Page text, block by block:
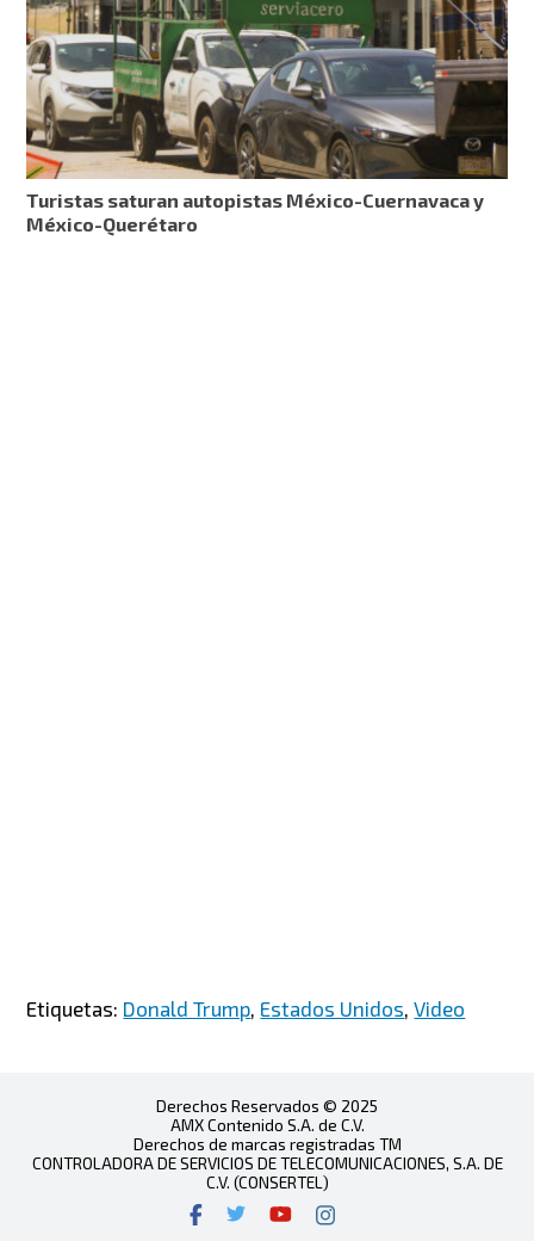
Turistas saturan autopistas México-Cuernavaca y
México-Querétaro
Etiquetas: Donald Trump, Estados Unidos,Video
Derechos Reservados © 2025
AMX Contenido S.A. de C.V.
Derechos de marcas registradas TM
CONTROLADORA DE SERVICIOS DE TELECOMUNICACIONES, S.A. DE
C.V. (CONSERTEL)